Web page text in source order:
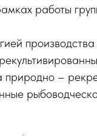
работы
природно –